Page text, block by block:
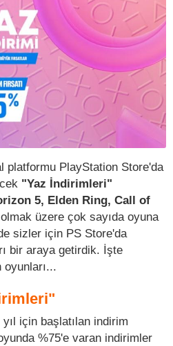
platformu PlayStation Store'da
"Yaz İndirimleri"
5, Elden Ring, Call of
üzere çok sayıda oyuna
sizler için PS Store'da
bir araya getirdik. İşte
için başlatılan indirim
%75'e varan indirimler